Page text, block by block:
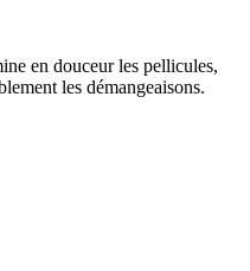
en douceur les pellicules,
les démangeaisons.